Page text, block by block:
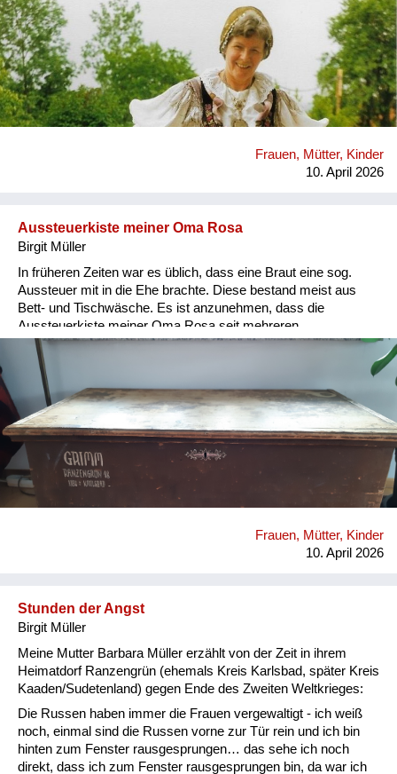
Heimkehrer
Fluchtgeschichten
Familiengeschichten
Schule und Ausbildung
Wiederaufbau und
Wohnen
Frauen, Mütter, Kinder
10. April 2026
Aussteuerkiste meiner Oma Rosa
Birgit Müller
In früheren Zeiten war es üblich, dass eine Braut eine sog.
Aussteuer mit in die Ehe brachte. Diese bestand meist aus
Bett- und Tischwäsche. Es ist anzunehmen, dass die
Aussteuerkiste meiner Oma Rosa seit mehreren
Generationen weitergereicht wurde. Die Beschriftung wurde
erst 1946 hinzugefügt, da meine Großeltern diese Kiste als
persönliches Gepäckstück bei der Vertreibung aus der Heimat
mitgeführt hatten. Heute befindet sich dieses einmalige
Erbstück im Besitz einer meiner Cousinen.
Frauen, Mütter, Kinder
10. April 2026
Stunden der Angst
Birgit Müller
Meine Mutter Barbara Müller erzählt von der Zeit in ihrem
Heimatdorf Ranzengrün (ehemals Kreis Karlsbad, später Kreis
Kaaden/Sudetenland) gegen Ende des Zweiten Weltkrieges:
Die Russen haben immer die Frauen vergewaltigt - ich weiß
noch, einmal sind die Russen vorne zur Tür rein und ich bin
hinten zum Fenster rausgesprungen… das sehe ich noch
direkt, dass ich zum Fenster rausgesprungen bin, da war ich